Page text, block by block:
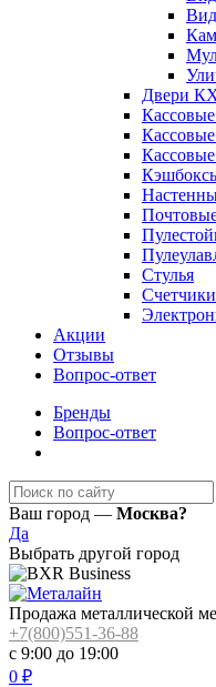
Двери
Стулья
Акции
Отзывы
Вопрос-ответ
Бренды
Вопрос-ответ
Ваш город — Москва?
Да
Выбрать другой город
Продажа металлической
+7(800)551-36-88
с 9:00 до 19:00
0 ₽